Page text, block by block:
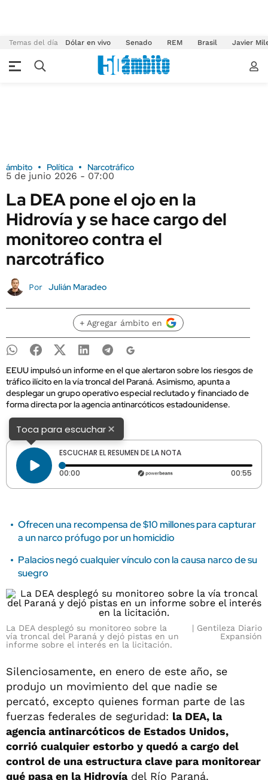
Temas del día Dólar en vivo Senado REM Brasil Javier
ámbito Política Narcotráfico
5 de junio 2026 - 07:00
La DEA pone el ojo en la
Hidrovía y se hace cargo del
monitoreo contra el
narcotráfico
Por Julián Maradeo
+ Agregar ámbito en
EEUU impulsó un informe en el que alertaron sobre los riesgos de
tráfico ilícito en la vía troncal del Paraná. Asimismo, apunta a
desplegar un grupo operativo especial reclutado y financiado de
forma directa por la agencia antinarcóticos estadounidense.
Toca para escuchar×
ESCUCHAR EL RESUMEN DE LA NOTA
00:00 Tiempo transcurrido: 0 segundos 00:55
Ofrecen una recompensa de $10 millones para capturar
a un narco prófugo por un homicidio
Palacios negó cualquier vínculo con la causa narco de su
suegro
La DEA desplegó su monitoreo sobre la
vía troncal del Paraná y dejó pistas en un
informe sobre el interés en la licitación.
Gentileza Diario
Expansión
Silenciosamente, en enero de este año, se
produjo un movimiento del que nadie se
percató, excepto quienes forman parte de las
fuerzas federales de seguridad: la DEA, la
agencia antinarcóticos de Estados Unidos,
corrió cualquier estorbo y quedó a cargo del
control de una estructura clave para monitorear
qué pasa en la Hidrovíadel Río Paraná.